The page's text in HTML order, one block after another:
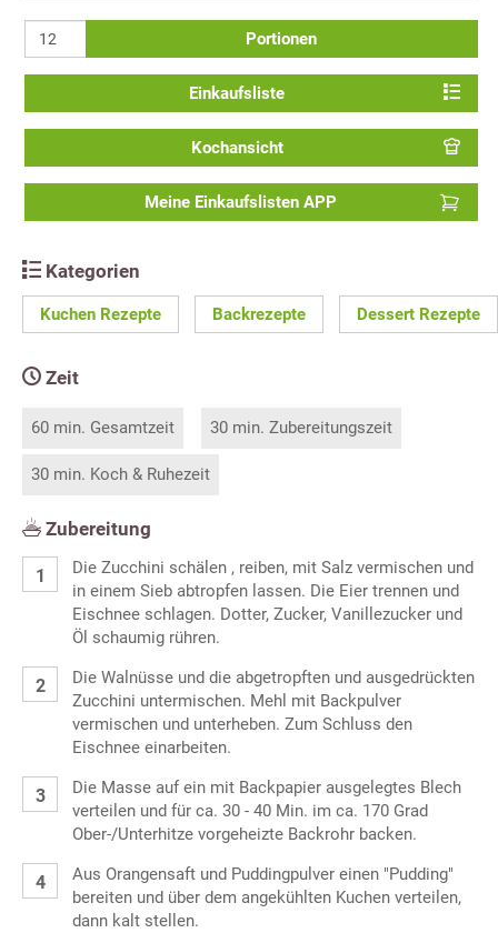
Portionen
Einkaufsliste
Kochansicht
Meine Einkaufslisten APP
Kategorien
Kuchen Rezepte Backrezepte Dessert Rezepte
Zeit
60 min. Gesamtzeit 30 min. Zubereitungszeit
30 min. Koch & Ruhezeit
Zubereitung
Die Zucchini schälen , reiben, mit Salz vermischen und
in einem Sieb abtropfen lassen. Die Eier trennen und
Eischnee schlagen. Dotter, Zucker, Vanillezucker und
Öl schaumig rühren.
Die Walnüsse und die abgetropften und ausgedrückten
Zucchini untermischen. Mehl mit Backpulver
vermischen und unterheben. Zum Schluss den
Eischnee einarbeiten.
Die Masse auf ein mit Backpapier ausgelegtes Blech
verteilen und für ca. 30 - 40 Min. im ca. 170 Grad
Ober-/Unterhitze vorgeheizte Backrohr backen.
Aus Orangensaft und Puddingpulver einen "Pudding"
bereiten und über dem angekühlten Kuchen verteilen,
dann kalt stellen.